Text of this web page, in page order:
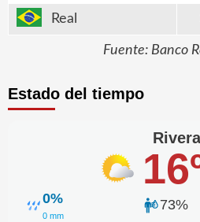
Real
Fuente: Banco
Estado del tiempo
Rivera
0%
0 mm
73%